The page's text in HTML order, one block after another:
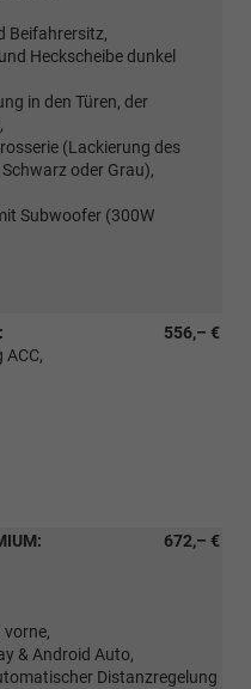
Beifahrersitz,
Heckscheibe dunkel
in den Türen, der
(Lackierung des
oder Grau),
Subwoofer (300W
556,– €
672,– €
& Android Auto,
Distanzregelung